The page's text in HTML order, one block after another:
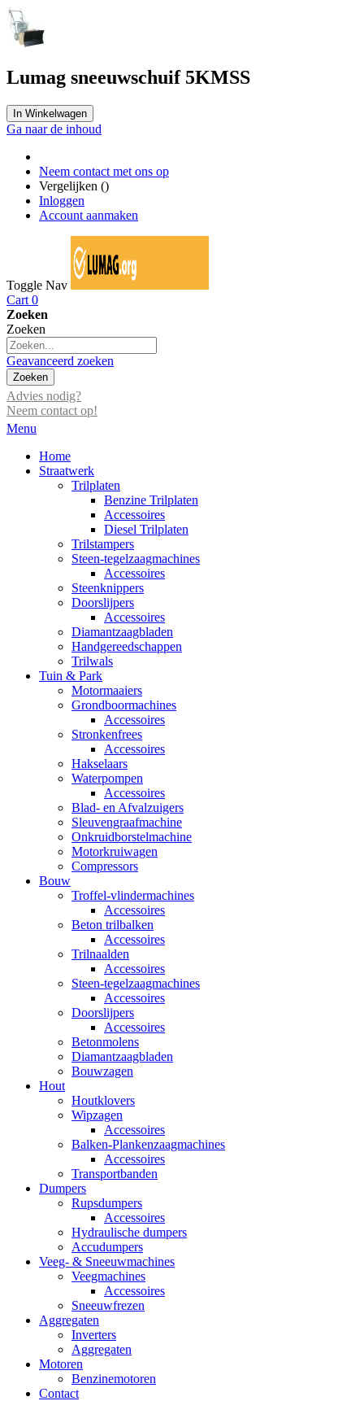
Lumag sneeuwschuif 5KMSS
In Winkelwagen
Ga naar de inhoud
Neem contact met ons op
Vergelijken ()
Inloggen
Account aanmaken
Toggle Nav
Cart 0
Zoeken
Zoeken
Geavanceerd zoeken
Zoeken
Advies nodig?
Neem contact op!
Menu
Home
Straatwerk
Trilplaten
Benzine Trilplaten
Accessoires
Diesel Trilplaten
Trilstampers
Steen-tegelzaagmachines
Accessoires
Steenknippers
Doorslijpers
Accessoires
Diamantzaagbladen
Handgereedschappen
Trilwals
Tuin & Park
Motormaaiers
Grondboormachines
Accessoires
Stronkenfrees
Accessoires
Hakselaars
Waterpompen
Accessoires
Blad- en Afvalzuigers
Sleuvengraafmachine
Onkruidborstelmachine
Motorkruiwagen
Compressors
Bouw
Troffel-vlindermachines
Accessoires
Beton trilbalken
Accessoires
Trilnaalden
Accessoires
Steen-tegelzaagmachines
Accessoires
Doorslijpers
Accessoires
Betonmolens
Diamantzaagbladen
Bouwzagen
Hout
Houtklovers
Wipzagen
Accessoires
Balken-Plankenzaagmachines
Accessoires
Transportbanden
Dumpers
Rupsdumpers
Accessoires
Hydraulische dumpers
Accudumpers
Veeg- & Sneeuwmachines
Veegmachines
Accessoires
Sneeuwfrezen
Aggregaten
Inverters
Aggregaten
Motoren
Benzinemotoren
Contact